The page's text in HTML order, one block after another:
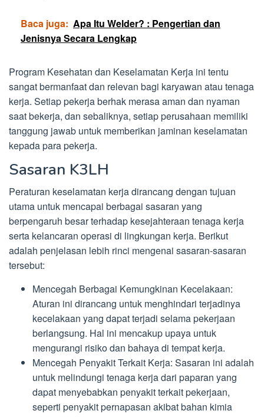
Baca juga: Apa Itu Welder? : Pengertian dan
Jenisnya Secara Lengkap
Program Kesehatan dan Keselamatan Kerja ini tentu
sangat bermanfaat dan relevan bagi karyawan atau tenaga
kerja. Setiap pekerja berhak merasa aman dan nyaman
saat bekerja, dan sebaliknya, setiap perusahaan memiliki
tanggung jawab untuk memberikan jaminan keselamatan
kepada para pekerja.
Sasaran K3LH
Peraturan keselamatan kerja dirancang dengan tujuan
utama untuk mencapai berbagai sasaran yang
berpengaruh besar terhadap kesejahteraan tenaga kerja
serta kelancaran operasi di lingkungan kerja. Berikut
adalah penjelasan lebih rinci mengenai sasaran-sasaran
tersebut:
Mencegah Berbagai Kemungkinan Kecelakaan:
Aturan ini dirancang untuk menghindari terjadinya
kecelakaan yang dapat terjadi selama pekerjaan
berlangsung. Hal ini mencakup upaya untuk
mengurangi risiko dan bahaya di tempat kerja.
Mencegah Penyakit Terkait Kerja: Sasaran ini adalah
untuk melindungi tenaga kerja dari paparan yang
dapat menyebabkan penyakit terkait pekerjaan,
seperti penyakit pernapasan akibat bahan kimia